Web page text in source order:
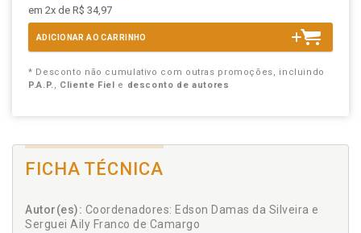
em 2x de R$ 34,97
ADICIONAR AO CARRINHO
* Desconto não cumulativo com outras promoções, incluindo
P.A.P., Cliente Fiel e desconto de autores
FICHA TÉCNICA
Autor(es): Coordenadores: Edson Damas da Silveira e
Serguei Aily Franco de Camargo